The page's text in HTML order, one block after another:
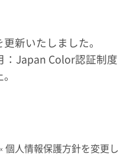
新いたしました。
：Japan Color認証制
個人情報保護方針を変更